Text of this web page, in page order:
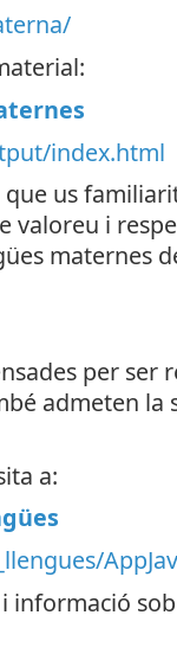
index.html
us
valoreu i
maternes
per ser
admeten la
a:
informació